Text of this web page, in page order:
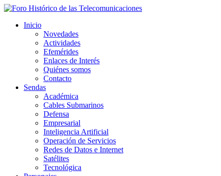
Inicio
Novedades
Actividades
Efemérides
Enlaces de Interés
Quiénes somos
Contacto
Sendas
Académica
Cables Submarinos
Defensa
Empresarial
Inteligencia Artificial
Operación de Servicios
Redes de Datos e Internet
Satélites
Tecnológica